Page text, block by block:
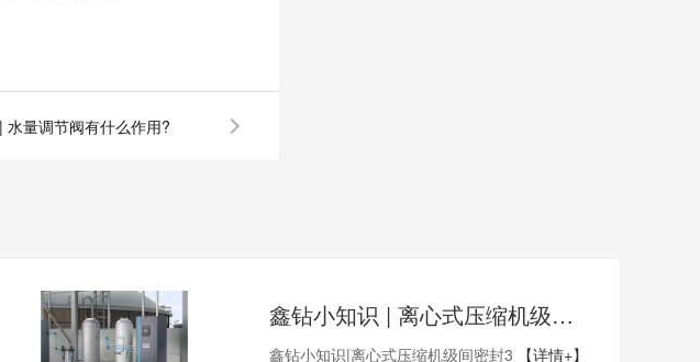
水量调节阀有什么作用?
鑫钻小知识 | 离心式压缩机级间密封3
鑫钻小知识|离心式压缩机级间密封3 【详情+】